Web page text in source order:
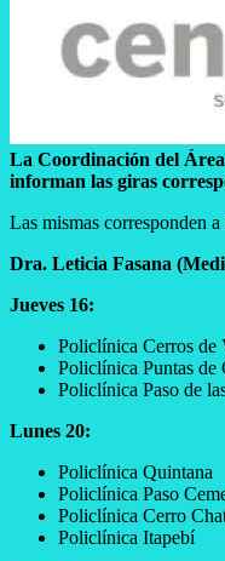
La Coordinación del
informan las giras
Las mismas corresponden
Dra. Leticia Fasana
Jueves 16:
Policlínica Cerros de
Policlínica Puntas de
Policlínica Paso de
Lunes 20:
Policlínica Quintana
Policlínica Paso
Policlínica Cerro
Policlínica Itapebí